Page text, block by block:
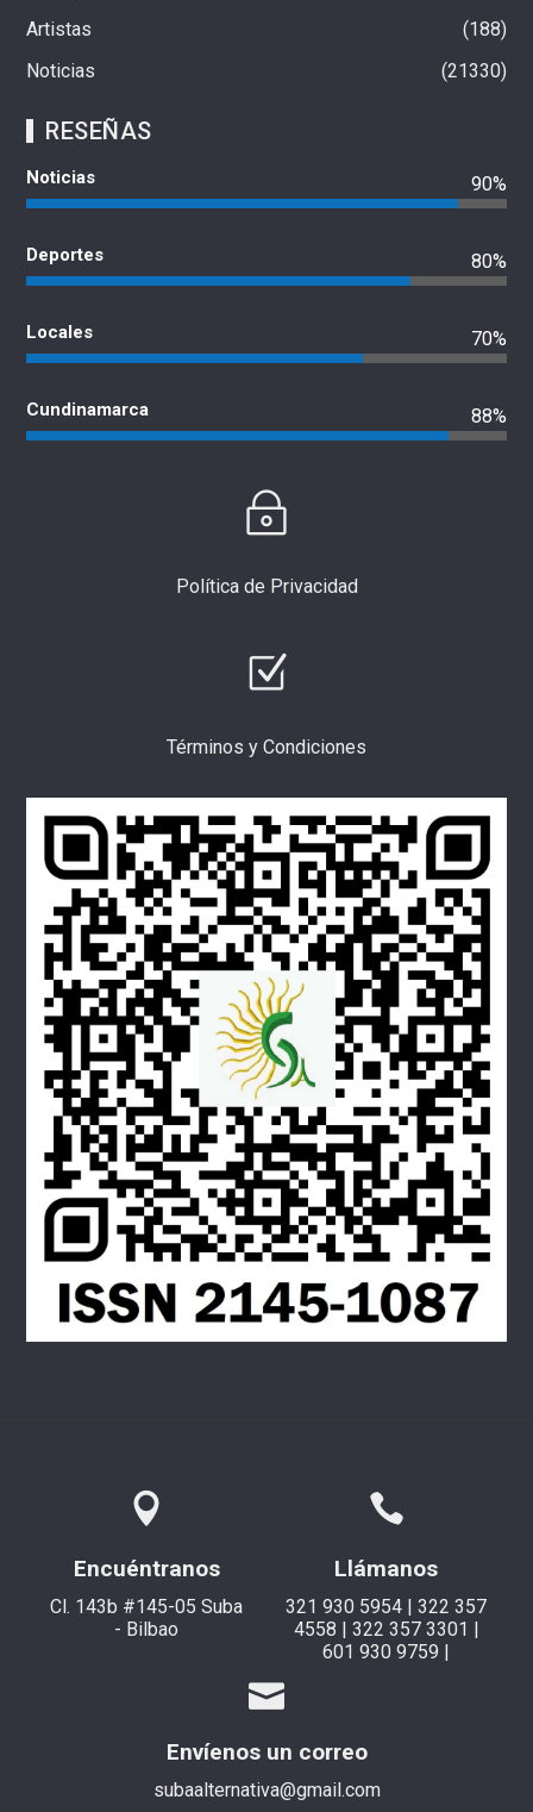
Artistas
188
Noticias
21330
RESEÑAS
Noticias 90%
Deportes 80%
Locales 70%
Cundinamarca 88%
Política de Privacidad
Términos y Condiciones
Encuéntranos
Cl. 143b #145-05 Suba
- Bilbao
Llámanos
321 930 5954 | 322 357
4558 | 322 357 3301 |
601 930 9759 |
Envíenos un correo
subaalternativa@gmail.com